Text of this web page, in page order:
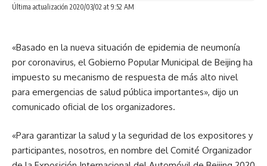
Última actualización 2020/03/02 at 9:52 AM
«Basado en la nueva situación de epidemia de neumonía
por coronavirus, el Gobierno Popular Municipal de Beijing ha
impuesto su mecanismo de respuesta de más alto nivel
para emergencias de salud pública importantes», dijo un
comunicado oficial de los organizadores.
«Para garantizar la salud y la seguridad de los expositores y
participantes, nosotros, en nombre del Comité Organizador